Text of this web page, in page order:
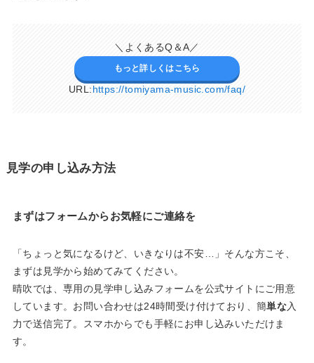
＼よくあるQ＆A／
もっと詳しくはこちら
URL:https://tomiyama-music.com/faq/
見学の申し込み方法
まずはフォームからお気軽にご連絡を
「ちょっと気になるけど、いきなりは不安…」そんな方こそ、
まずは見学から始めてみてください。
晴吹では、専用の見学申し込みフォームを公式サイトにご用意
しています。お問い合わせは24時間受け付けており、簡単な入
力で送信完了。スマホからでも手軽にお申し込みいただけま
す。